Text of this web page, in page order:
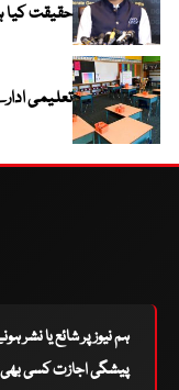
حقیقت
تعلیمی ادارے 24 اگست تک بند رہیں گے،
ہم نیوز پر شائع یا نشر
پیشگی اجازت کسی بھی